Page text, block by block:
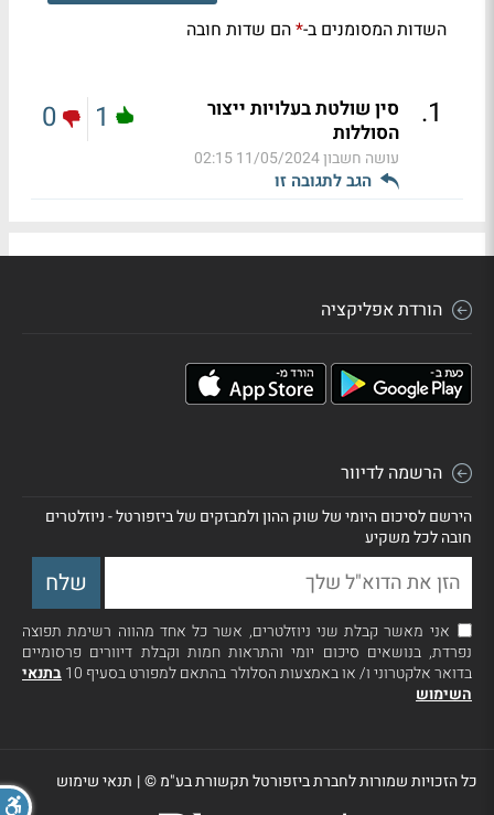
השדות המסומנים ב-*הם שדות חובה
1
.
סין שולטת בעלויות ייצור
הסוללות
עושה חשבון11/05/2024 02:15
הגב לתגובה זו
1
0
הורדת אפליקציה
הרשמה לדיוור
הירשם לסיכום היומי של שוק ההון ולמבזקים של ביזפורטל - ניוזלטרים
חובה לכל משקיע
אני מאשר קבלת שני ניוזלטרים, אשר כל אחד מהווה רשימת תפוצה
נפרדת, בנושאים סיכום יומי והתראות חמות וקבלת דיוורים פרסומיים
בדואר אלקטרוני ו/ או באמצעות הסלולר בהתאם למפורט בסעיף 10
בתנאי
השימוש
כל הזכויות שמורות לחברת ביזפורטל תקשורת בע"מ ©| תנאי שימוש